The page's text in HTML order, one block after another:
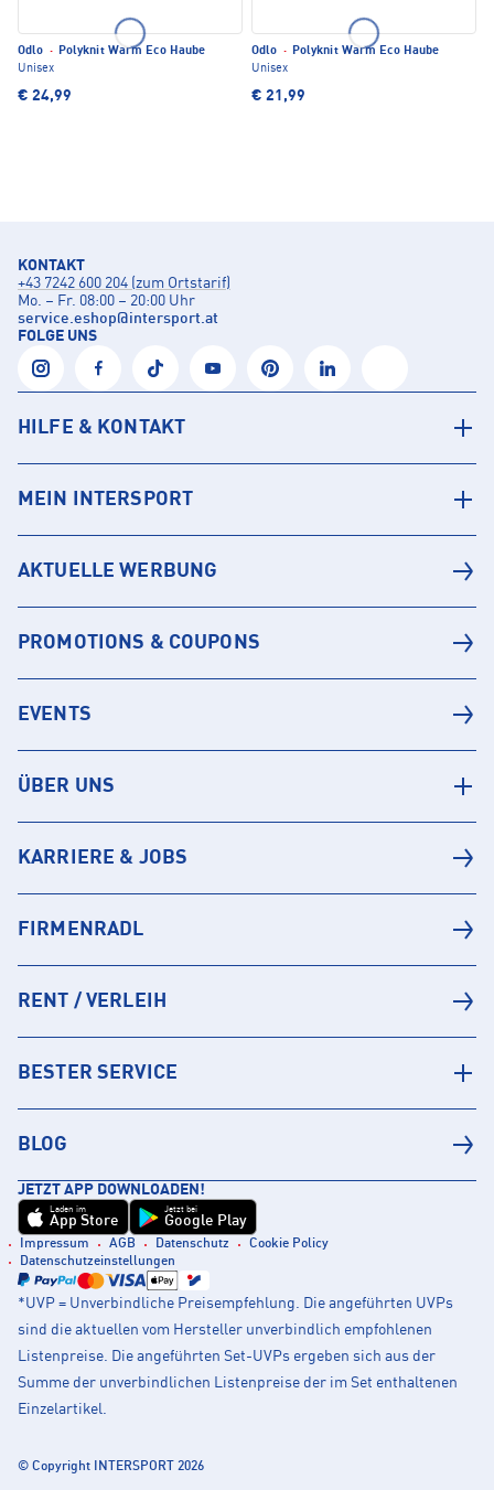
Odlo · Polyknit Warm Eco Haube
Unisex
€ 24,99
Odlo · Polyknit Warm Eco Haube
Unisex
€ 21,99
KONTAKT
+43 7242 600 204 (zum Ortstarif)
Mo. – Fr. 08:00 – 20:00 Uhr
service.eshop@intersport.at
FOLGE UNS
HILFE & KONTAKT
MEIN INTERSPORT
AKTUELLE WERBUNG
PROMOTIONS & COUPONS
EVENTS
ÜBER UNS
KARRIERE & JOBS
FIRMENRADL
RENT / VERLEIH
BESTER SERVICE
BLOG
JETZT APP DOWNLOADEN!
Laden im
App Store
Jetzt bei
Google Play
Impressum AGB Datenschutz
Cookie Policy
Datenschutzeinstellungen
*UVP = Unverbindliche Preisempfehlung. Die angeführten UVPs
sind die aktuellen vom Hersteller unverbindlich empfohlenen
Listenpreise. Die angeführten Set-UVPs ergeben sich aus der
Summe der unverbindlichen Listenpreise der im Set enthaltenen
Einzelartikel.
© Copyright INTERSPORT 2026